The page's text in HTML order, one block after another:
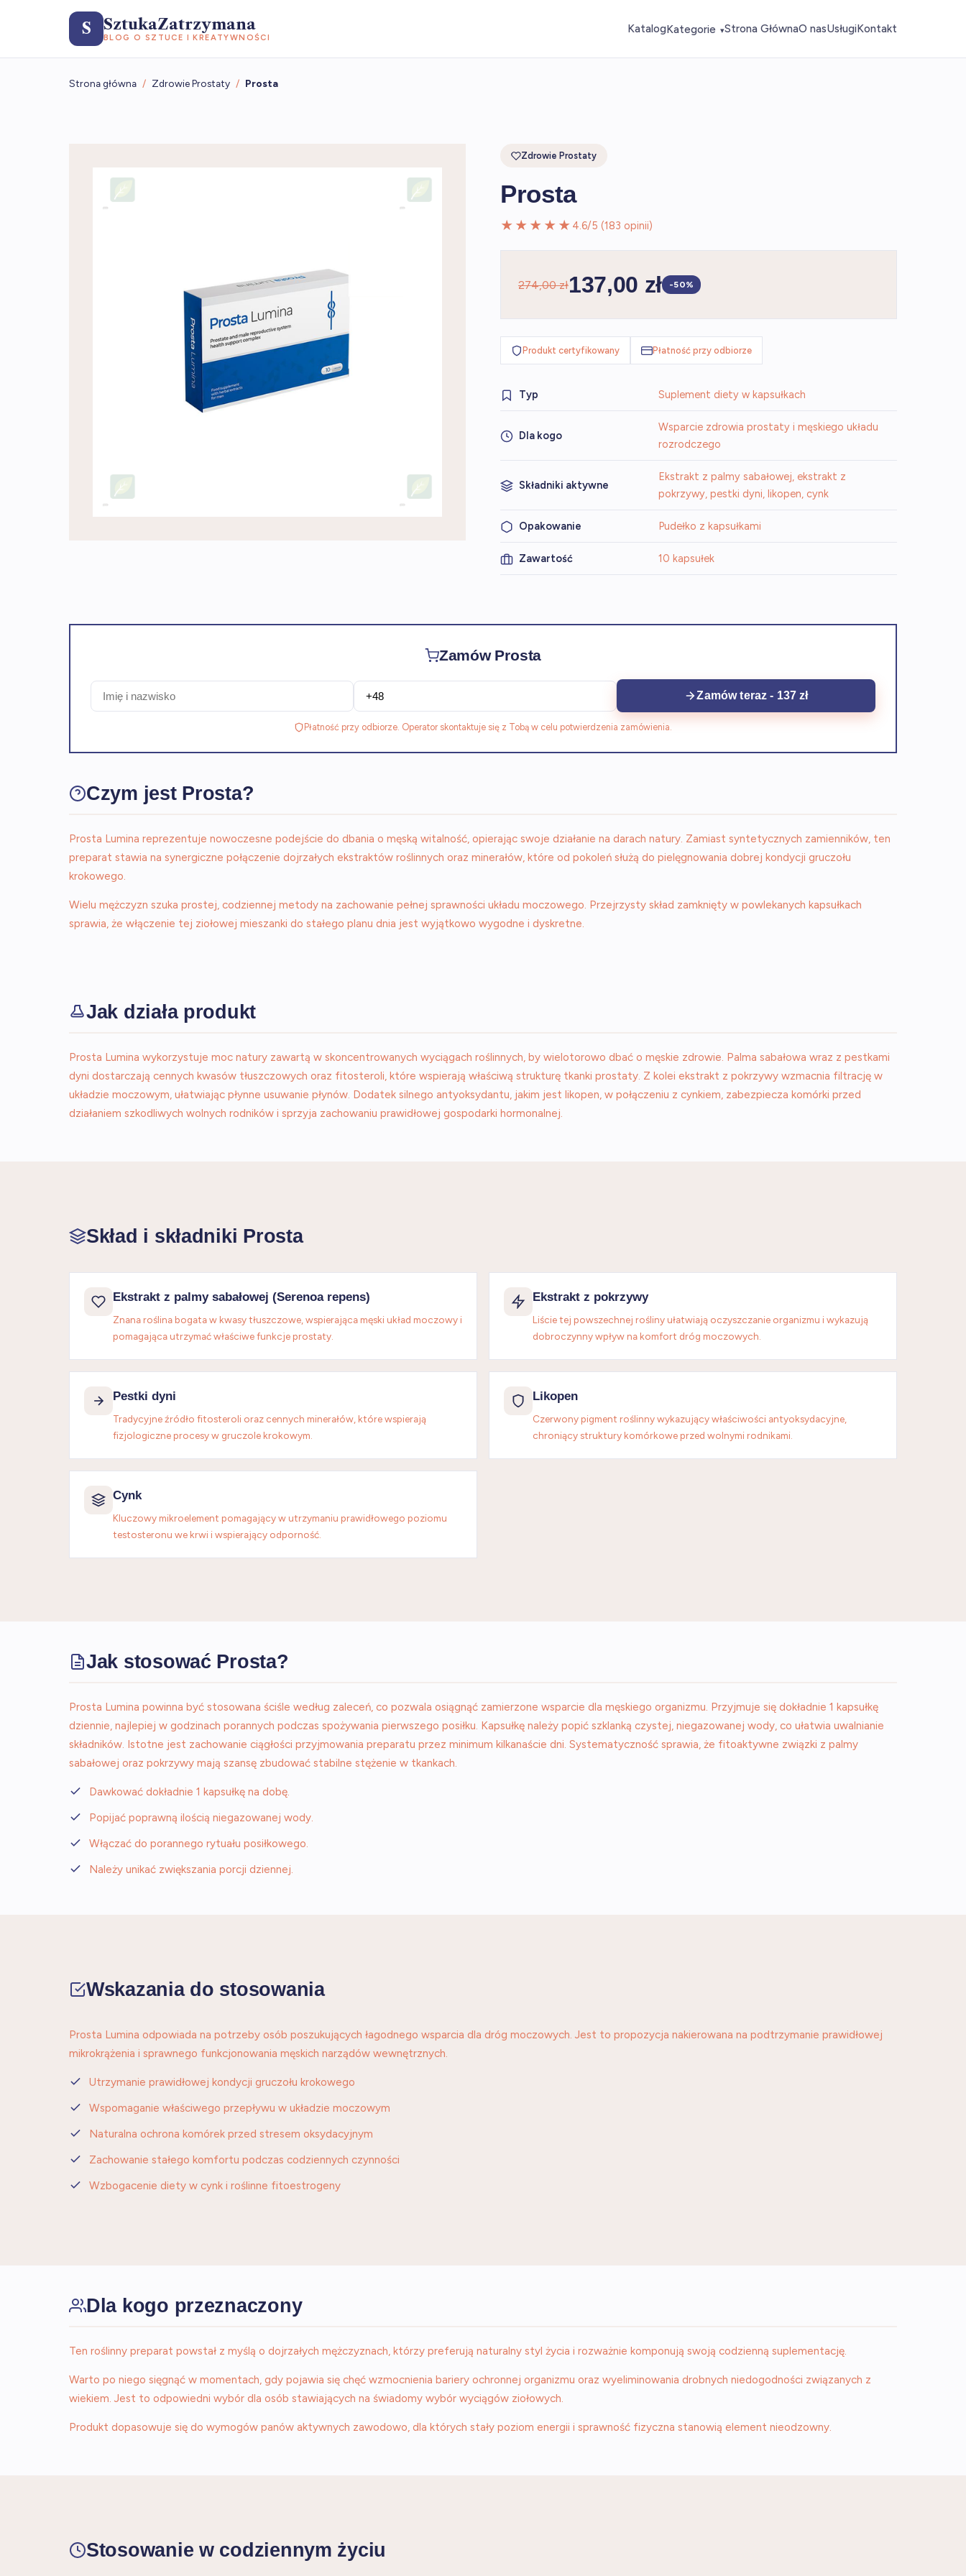
S SztukaZatrzymana
BLOG O SZTUCE I KREATYWNOŚCI
KatalogKategorie ▾Strona GłównaO nasUsługiKontakt
Strona główna / Zdrowie Prostaty / Prosta
Zdrowie Prostaty
Prosta
★★★★★ 4.6/5 (183 opinii)
274,00 zł137,00 zł -50%
Produkt certyfikowany Płatność przy odbiorze
Typ Suplement diety w kapsułkach
Dla kogo
Wsparcie zdrowia prostaty i męskiego układu
rozrodczego
Składniki aktywne
Ekstrakt z palmy sabałowej, ekstrakt z
pokrzywy, pestki dyni, likopen, cynk
Opakowanie Pudełko z kapsułkami
Zawartość 10 kapsułek
Zamów Prosta
Zamów teraz - 137 zł
Płatność przy odbiorze. Operator skontaktuje się z Tobą w celu potwierdzenia zamówienia.
Czym jest Prosta?
Prosta Lumina reprezentuje nowoczesne podejście do dbania o męską witalność, opierając swoje działanie na darach natury. Zamiast syntetycznych zamienników, ten
preparat stawia na synergiczne połączenie dojrzałych ekstraktów roślinnych oraz minerałów, które od pokoleń służą do pielęgnowania dobrej kondycji gruczołu
krokowego.
Wielu mężczyzn szuka prostej, codziennej metody na zachowanie pełnej sprawności układu moczowego. Przejrzysty skład zamknięty w powlekanych kapsułkach
sprawia, że włączenie tej ziołowej mieszanki do stałego planu dnia jest wyjątkowo wygodne i dyskretne.
Jak działa produkt
Prosta Lumina wykorzystuje moc natury zawartą w skoncentrowanych wyciągach roślinnych, by wielotorowo dbać o męskie zdrowie. Palma sabałowa wraz z pestkami
dyni dostarczają cennych kwasów tłuszczowych oraz fitosteroli, które wspierają właściwą strukturę tkanki prostaty. Z kolei ekstrakt z pokrzywy wzmacnia filtrację w
układzie moczowym, ułatwiając płynne usuwanie płynów. Dodatek silnego antyoksydantu, jakim jest likopen, w połączeniu z cynkiem, zabezpiecza komórki przed
działaniem szkodliwych wolnych rodników i sprzyja zachowaniu prawidłowej gospodarki hormonalnej.
Skład i składniki Prosta
Ekstrakt z palmy sabałowej (Serenoa repens)
Znana roślina bogata w kwasy tłuszczowe, wspierająca męski układ moczowy i
pomagająca utrzymać właściwe funkcje prostaty.
Ekstrakt z pokrzywy
Liście tej powszechnej rośliny ułatwiają oczyszczanie organizmu i wykazują
dobroczynny wpływ na komfort dróg moczowych.
Pestki dyni
Tradycyjne źródło fitosteroli oraz cennych minerałów, które wspierają
fizjologiczne procesy w gruczole krokowym.
Likopen
Czerwony pigment roślinny wykazujący właściwości antyoksydacyjne,
chroniący struktury komórkowe przed wolnymi rodnikami.
Cynk
Kluczowy mikroelement pomagający w utrzymaniu prawidłowego poziomu
testosteronu we krwi i wspierający odporność.
Jak stosować Prosta?
Prosta Lumina powinna być stosowana ściśle według zaleceń, co pozwala osiągnąć zamierzone wsparcie dla męskiego organizmu. Przyjmuje się dokładnie 1 kapsułkę
dziennie, najlepiej w godzinach porannych podczas spożywania pierwszego posiłku. Kapsułkę należy popić szklanką czystej, niegazowanej wody, co ułatwia uwalnianie
składników. Istotne jest zachowanie ciągłości przyjmowania preparatu przez minimum kilkanaście dni. Systematyczność sprawia, że fitoaktywne związki z palmy
sabałowej oraz pokrzywy mają szansę zbudować stabilne stężenie w tkankach.
Dawkować dokładnie 1 kapsułkę na dobę.
Popijać poprawną ilością niegazowanej wody.
Włączać do porannego rytuału posiłkowego.
Należy unikać zwiększania porcji dziennej.
Wskazania do stosowania
Prosta Lumina odpowiada na potrzeby osób poszukujących łagodnego wsparcia dla dróg moczowych. Jest to propozycja nakierowana na podtrzymanie prawidłowej
mikrokrążenia i sprawnego funkcjonowania męskich narządów wewnętrznych.
Utrzymanie prawidłowej kondycji gruczołu krokowego
Wspomaganie właściwego przepływu w układzie moczowym
Naturalna ochrona komórek przed stresem oksydacyjnym
Zachowanie stałego komfortu podczas codziennych czynności
Wzbogacenie diety w cynk i roślinne fitoestrogeny
Dla kogo przeznaczony
Ten roślinny preparat powstał z myślą o dojrzałych mężczyznach, którzy preferują naturalny styl życia i rozważnie komponują swoją codzienną suplementację.
Warto po niego sięgnąć w momentach, gdy pojawia się chęć wzmocnienia bariery ochronnej organizmu oraz wyeliminowania drobnych niedogodności związanych z
wiekiem. Jest to odpowiedni wybór dla osób stawiających na świadomy wybór wyciągów ziołowych.
Produkt dopasowuje się do wymogów panów aktywnych zawodowo, dla których stały poziom energii i sprawność fizyczna stanowią element nieodzowny.
Stosowanie w codziennym życiu